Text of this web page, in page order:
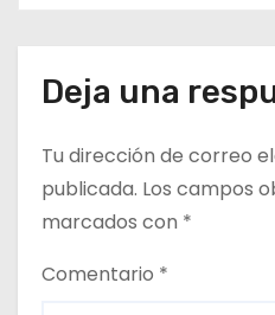
a
d
a
s
Deja una
Tu dirección de correo
publicada. Los campos
marcados con *
Comentario *